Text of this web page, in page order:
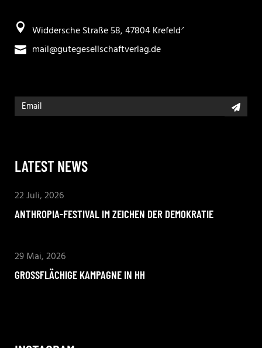
Widdersche Straße 58, 47804 Krefeld
mail@gutegesellschaftverlag.de
LATEST NEWS
ANTHROPIA-FESTIVAL IM ZEICHEN DER DEMOKRATIE
22 Juli, 2026
GROSSFLÄCHIGE KAMPAGNE IN HH
29 Mai, 2026